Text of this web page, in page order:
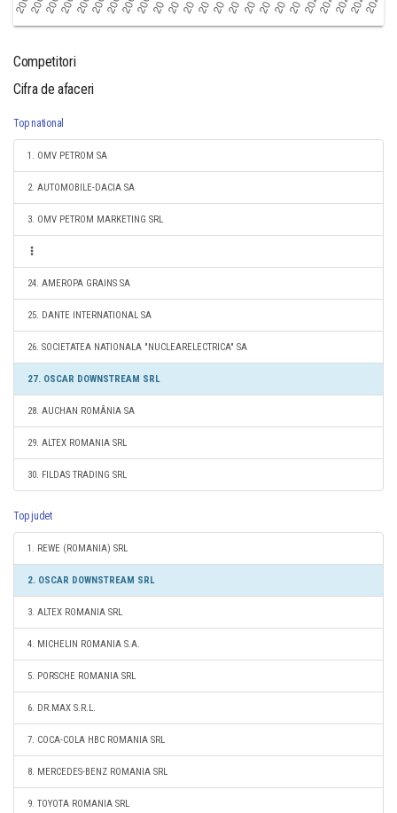
Competitori
Cifra de afaceri
Top national
1. OMV PETROM SA
2. AUTOMOBILE-DACIA SA
3. OMV PETROM MARKETING SRL
24. AMEROPA GRAINS SA
25. DANTE INTERNATIONAL SA
26. SOCIETATEA NATIONALA "NUCLEARELECTRICA" SA
27. OSCAR DOWNSTREAM SRL
28. AUCHAN ROMÂNIA SA
29. ALTEX ROMANIA SRL
30. FILDAS TRADING SRL
Top judet
1. REWE (ROMANIA) SRL
2. OSCAR DOWNSTREAM SRL
3. ALTEX ROMANIA SRL
4. MICHELIN ROMANIA S.A.
5. PORSCHE ROMANIA SRL
6. DR.MAX S.R.L.
7. COCA-COLA HBC ROMANIA SRL
8. MERCEDES-BENZ ROMANIA SRL
9. TOYOTA ROMANIA SRL